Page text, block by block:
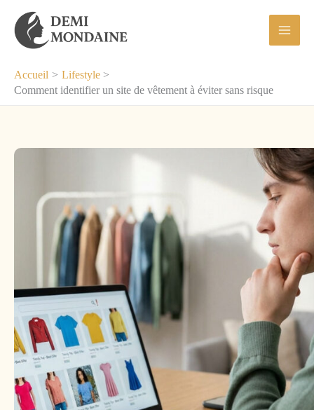
contenu
Accueil
Lifestyle
Comment identifier un site de vêtement à éviter sans risque